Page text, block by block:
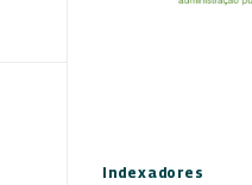
Indexadores